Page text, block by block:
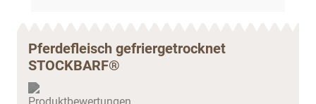
Pferdefleisch gefriergetrocknet
STOCKBARF®